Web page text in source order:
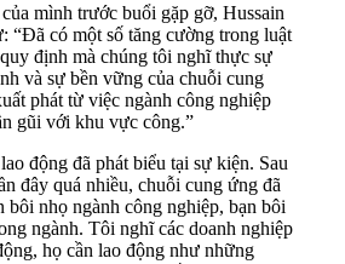
mình trước buổi gặp gỡ, Hussain
“Đã có một số tăng cường trong luật
định mà chúng tôi nghĩ thực sự
và sự bền vững của chuỗi cung
phát từ việc ngành công nghiệp
gũi với khu vực công.”
động đã phát biểu tại sự kiện. Sau
đây quá nhiều, chuỗi cung ứng đã
bôi nhọ ngành công nghiệp, bạn bôi
ngành. Tôi nghĩ các doanh nghiệp
họ cần lao động như những